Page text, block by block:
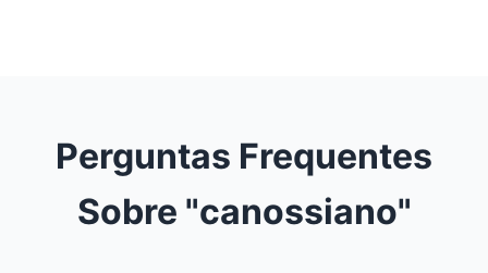
Perguntas Frequentes
Sobre "canossiano"